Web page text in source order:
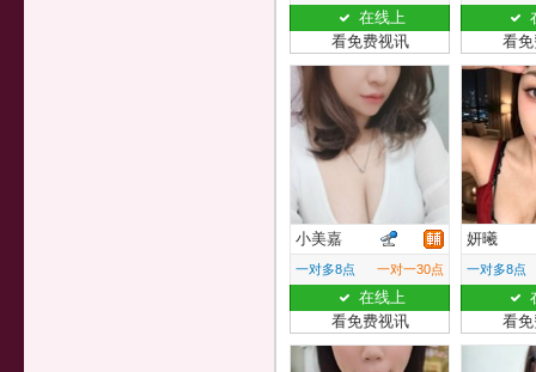
在线上
看免费视讯
看
小美嘉
一对多8点 一对一30点
在线上
看免费视讯
妍曦
一对多8点
看